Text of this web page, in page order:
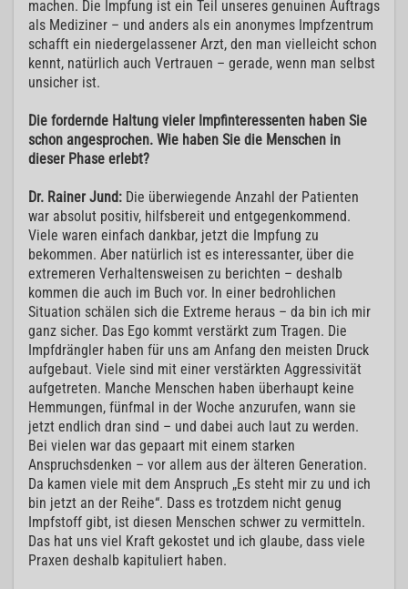
machen. Die Impfung ist ein Teil unseres genuinen Auftrags
als Mediziner – und anders als ein anonymes Impfzentrum
schafft ein niedergelassener Arzt, den man vielleicht schon
kennt, natürlich auch Vertrauen – gerade, wenn man selbst
unsicher ist.
Die fordernde Haltung vieler Impfinteressenten haben Sie
schon angesprochen. Wie haben Sie die Menschen in
dieser Phase erlebt?
Dr. Rainer Jund: Die überwiegende Anzahl der Patienten
war absolut positiv, hilfsbereit und entgegenkommend.
Viele waren einfach dankbar, jetzt die Impfung zu
bekommen. Aber natürlich ist es interessanter, über die
extremeren Verhaltensweisen zu berichten – deshalb
kommen die auch im Buch vor. In einer bedrohlichen
Situation schälen sich die Extreme heraus – da bin ich mir
ganz sicher. Das Ego kommt verstärkt zum Tragen. Die
Impfdrängler haben für uns am Anfang den meisten Druck
aufgebaut. Viele sind mit einer verstärkten Aggressivität
aufgetreten. Manche Menschen haben überhaupt keine
Hemmungen, fünfmal in der Woche anzurufen, wann sie
jetzt endlich dran sind – und dabei auch laut zu werden.
Bei vielen war das gepaart mit einem starken
Anspruchsdenken – vor allem aus der älteren Generation.
Da kamen viele mit dem Anspruch „Es steht mir zu und ich
bin jetzt an der Reihe“. Dass es trotzdem nicht genug
Impfstoff gibt, ist diesen Menschen schwer zu vermitteln.
Das hat uns viel Kraft gekostet und ich glaube, dass viele
Praxen deshalb kapituliert haben.